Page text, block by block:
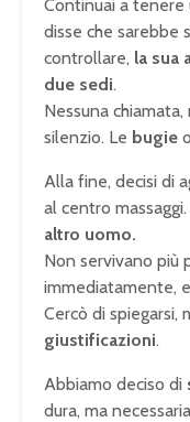
Continuai a tenere
disse che sarebbe
controllare, la sua
due sedi.
Nessuna
silenzio. Le bugie
Alla fine, decisi di
al centro
altro uomo.
Non servivano più
immediatamente,
Cercò di spiegarsi,
giustificazioni.
Abbiamo deciso di
dura, ma